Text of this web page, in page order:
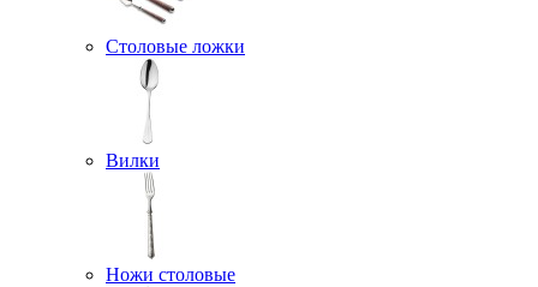
Столовые ложки
Вилки
Ножи столовые